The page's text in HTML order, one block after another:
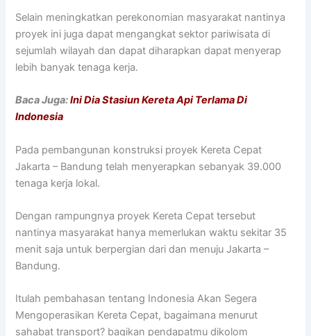
Selain meningkatkan perekonomian masyarakat nantinya
proyek ini juga dapat mengangkat sektor pariwisata di
sejumlah wilayah dan dapat diharapkan dapat menyerap
lebih banyak tenaga kerja.
Baca Juga:Ini Dia Stasiun Kereta Api Terlama Di
Indonesia
Pada pembangunan konstruksi proyek Kereta Cepat
Jakarta – Bandung telah menyerapkan sebanyak 39.000
tenaga kerja lokal.
Dengan rampungnya proyek Kereta Cepat tersebut
nantinya masyarakat hanya memerlukan waktu sekitar 35
menit saja untuk berpergian dari dan menuju Jakarta –
Bandung.
Itulah pembahasan tentang Indonesia Akan Segera
Mengoperasikan Kereta Cepat, bagaimana menurut
sahabat transport? bagikan pendapatmu dikolom